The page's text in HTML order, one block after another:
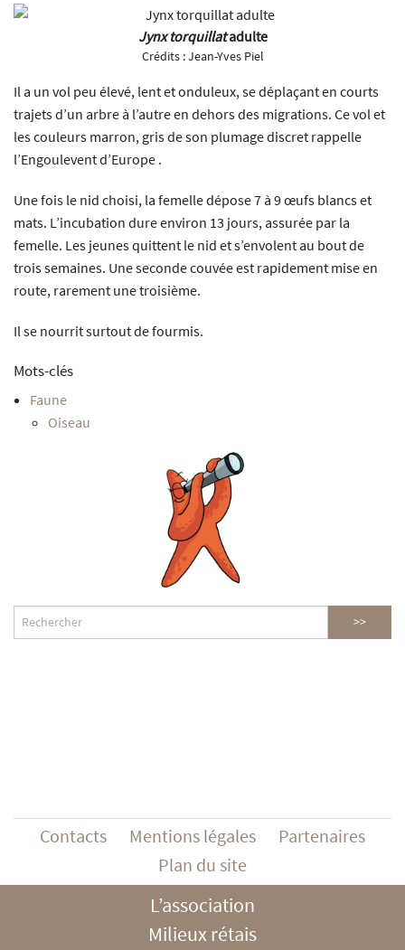
Jynx torquillatadulte
Crédits :Jean-Yves Piel
Il a un vol peu élevé, lent et onduleux, se déplaçant en courts
trajets d’un arbre à l’autre en dehors des migrations. Ce vol et
les couleurs marron, gris de son plumage discret rappelle
l’Engoulevent d’Europe .
Une fois le nid choisi, la femelle dépose 7 à 9 œufs blancs et
mats. L’incubation dure environ 13 jours, assurée par la
femelle. Les jeunes quittent le nid et s’envolent au bout de
trois semaines. Une seconde couvée est rapidement mise en
route, rarement une troisième.
Il se nourrit surtout de fourmis.
Mots-clés
Faune
Oiseau
Contacts Mentions légales
Partenaires
Plan du site
L’association
Milieux rétais